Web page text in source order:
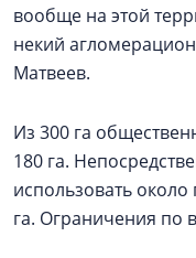
вообще на этой
некий
Матвеев.
Из 300 га
180 га.
использовать
га. Ограничения по